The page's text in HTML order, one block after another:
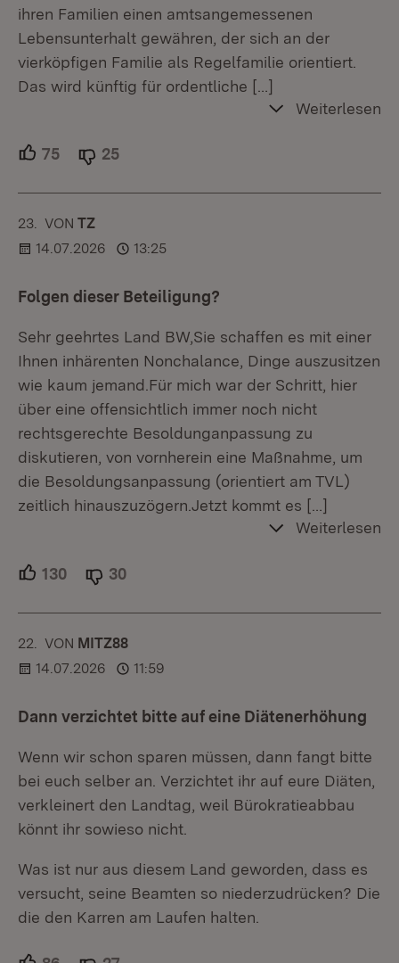
ihren Familien einen amtsangemessenen
Lebensunterhalt gewähren, der sich an der
vierköpfigen Familie als Regelfamilie orientiert.
Das wird künftig für ordentliche […]
Weiterlesen
75 Unterstützer.
25
23. KOMMENTAR
VON :TZ
14.07.2026
13:25
Folgen dieser Beteiligung?
Sehr geehrtes Land BW,Sie schaffen es mit einer
Ihnen inhärenten Nonchalance, Dinge auszusitzen
wie kaum jemand.Für mich war der Schritt, hier
über eine offensichtlich immer noch nicht
rechtsgerechte Besoldunganpassung zu
diskutieren, von vornherein eine Maßnahme, um
die Besoldungsanpassung (orientiert am TVL)
zeitlich hinauszuzögern.Jetzt kommt es […]
Weiterlesen
130 Unterstützer.
30
22. KOMMENTAR
VON :MITZ88
14.07.2026
11:59
Dann verzichtet bitte auf eine Diätenerhöhung
Wenn wir schon sparen müssen, dann fangt bitte
bei euch selber an. Verzichtet ihr auf eure Diäten,
verkleinert den Landtag, weil Bürokratieabbau
könnt ihr sowieso nicht.
Was ist nur aus diesem Land geworden, dass es
versucht, seine Beamten so niederzudrücken? Die
die den Karren am Laufen halten.